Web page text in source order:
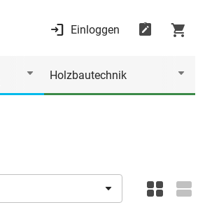
Einloggen
Holzbautechnik